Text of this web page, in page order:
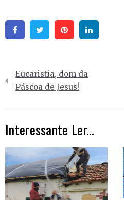
FacebookTwitter Pinterest
Navegação
de
Eucaristia, dom da
Páscoa de Jesus!
Interessante Ler...